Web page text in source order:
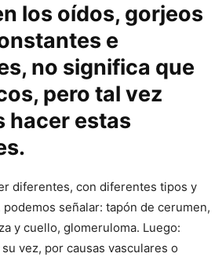
los oídos, gorjeos
e
no significa que
pero tal vez
hacer estas
diferentes, con diferentes tipos y
señalar: tapón de cerumen,
y cuello, glomeruloma. Luego:
vez, por causas vasculares o